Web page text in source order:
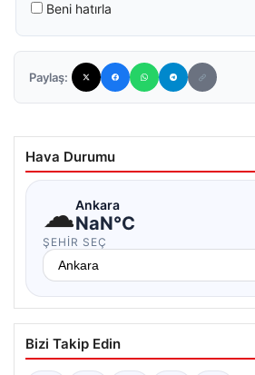
Beni hatırla
Paylaş:
Hava Durumu
☁Ankara
NaN°C
ŞEHIR SEÇ
Bizi Takip Edin